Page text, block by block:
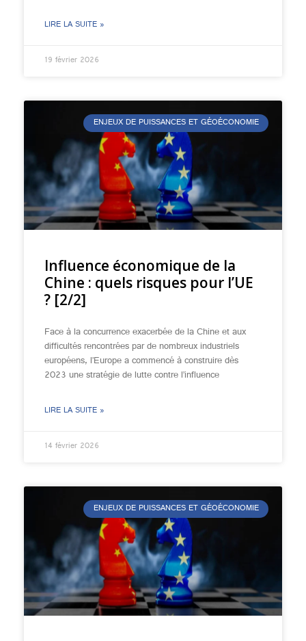
LIRE LA SUITE »
19 février 2026
ENJEUX DE PUISSANCES ET GÉOÉCONOMIE
Influence économique de la
Chine : quels risques pour l’UE
? [2/2]
Face à la concurrence exacerbée de la Chine et aux
difficultés rencontrées par de nombreux industriels
européens, l’Europe a commencé à construire dès
2023 une stratégie de lutte contre l’influence
LIRE LA SUITE »
14 février 2026
ENJEUX DE PUISSANCES ET GÉOÉCONOMIE